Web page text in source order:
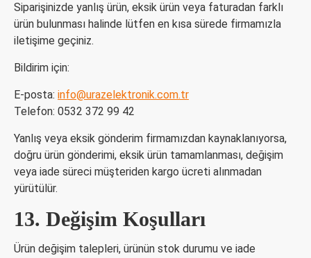
Siparişinizde yanlış ürün, eksik ürün veya faturadan farklı
ürün bulunması halinde lütfen en kısa sürede firmamızla
iletişime geçiniz.
Bildirim için:
E-posta: info@urazelektronik.com.tr
Telefon: 0532 372 99 42
Yanlış veya eksik gönderim firmamızdan kaynaklanıyorsa,
doğru ürün gönderimi, eksik ürün tamamlanması, değişim
veya iade süreci müşteriden kargo ücreti alınmadan
yürütülür.
13. Değişim Koşulları
Ürün değişim talepleri, ürünün stok durumu ve iade